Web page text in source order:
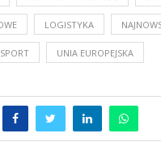
LOGISTYKA
UNIA EUROPEJSKA